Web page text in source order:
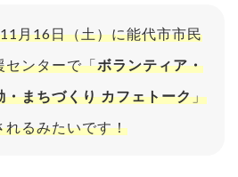
月16日（土）に能代市市民
センターで「ボランティア・
・まちづくり カフェトーク」
れるみたいです！